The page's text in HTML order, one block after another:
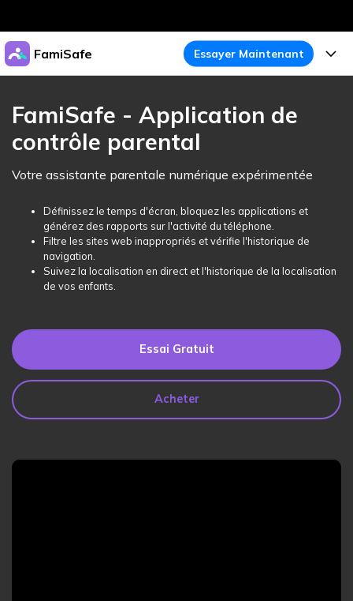
Produits phares
Utilité
Aperçu
Solutions
Actualités
Boutique
Support
FamiSafe Essayer Maintenant
FamiSafe
Protégez la Vie Numérique de Vos Enfants
Essai Gratuit
FamiSafe pour Écoles
Essai Gratuit
Fonctionnalités
Activité de l'Appareil
Service de Localisation
Blog
Traceur de Localisation
Temps d'Écran
Blocage d'Apps
Lire Plus>
Ressources
Thèmes Phares
Guide FamiSafe
Tarifs
FamiSafe - Application de
contrôle parental
Votre assistante parentale numérique expérimentée
Définissez le temps d'écran, bloquez les applications et
générez des rapports sur l'activité du téléphone.
Filtre les sites web inappropriés et vérifie l'historique de
navigation.
Suivez la localisation en direct et l'historique de la localisation
de vos enfants.
Essai Gratuit
Acheter